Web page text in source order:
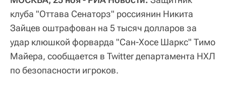
клуба "Оттава Сенаторз" россиянин Никита
Зайцев оштрафован на 5 тысяч долларов за
удар клюшкой форварда "Сан-Хосе Шаркс" Тимо
Майера, сообщается в Twitter департамента НХЛ
по безопасности игроков.